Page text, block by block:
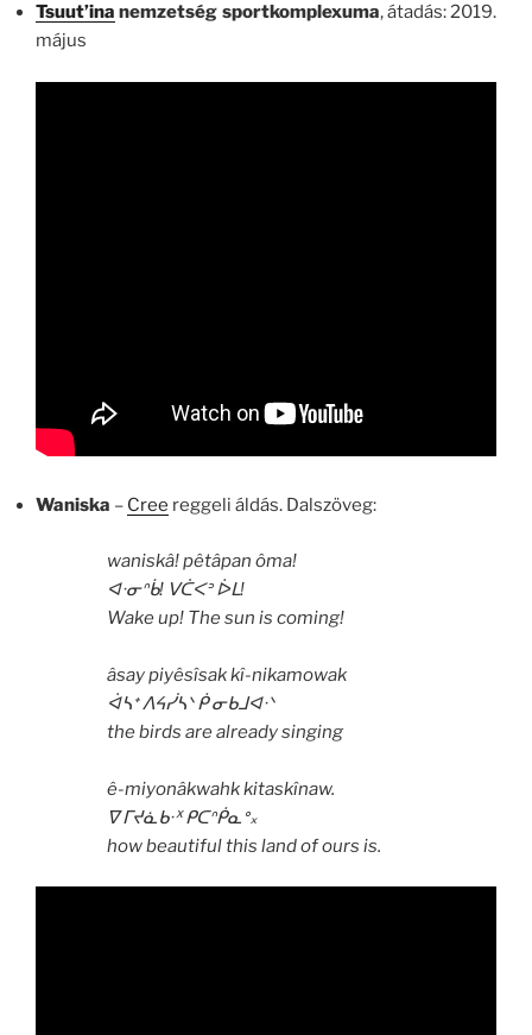
Tsuut’ina nemzetség sportkomplexuma, átadás: 2019.
május
Waniska – Cree reggeli áldás. Dalszöveg:
waniskâ! pêtâpan ôma!
ᐊᐧᓂᐢᑳ! ᐯᑖᐸᐣ ᐆᒪ!
Wake up! The sun is coming!
âsay piyêsîsak kî-nikamowak
ᐋᓴᕀ ᐱᔦᓰᓴᐠ ᑮ ᓂᑲᒧᐊᐧᐠ
the birds are already singing
ê-miyonâkwahk kitaskînaw.
ᐁ ᒥᔪᓈᑲᐧᕁ ᑭᑕᐢᑮᓇᐤ᙮
how beautiful this land of ours is.